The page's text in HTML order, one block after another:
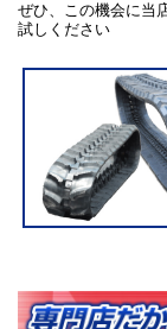
ぜひ、この機会に当
試しください